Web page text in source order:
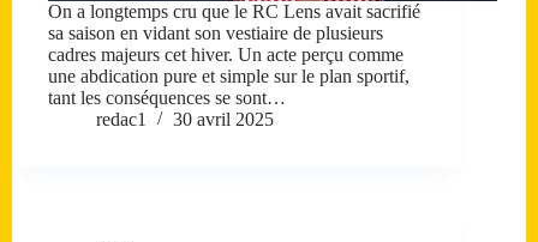
On a longtemps cru que le RC Lens avait sacrifié
sa saison en vidant son vestiaire de plusieurs
cadres majeurs cet hiver. Un acte perçu comme
une abdication pure et simple sur le plan sportif,
tant les conséquences se sont…
redac1
30 avril 2025